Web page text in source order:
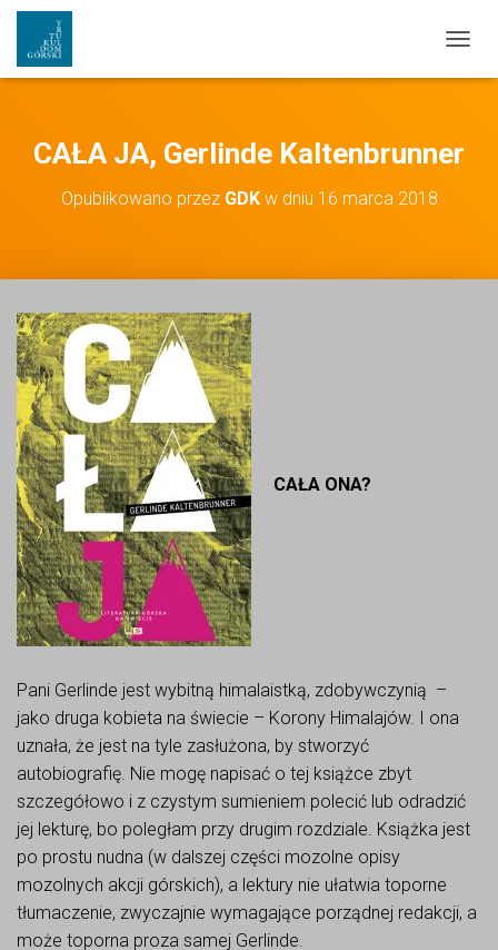
CAŁA JA, Gerlinde Kaltenbrunner
Opublikowano przez GDKw dniu 16 marca 2018
CAŁA ONA?
Pani Gerlinde jest wybitną himalaistką, zdobywczynią –
jako druga kobieta na świecie – Korony Himalajów. I ona
uznała, że jest na tyle zasłużona, by stworzyć
autobiografię. Nie mogę napisać o tej książce zbyt
szczegółowo i z czystym sumieniem polecić lub odradzić
jej lekturę, bo poległam przy drugim rozdziale. Książka jest
po prostu nudna (w dalszej części mozolne opisy
mozolnych akcji górskich), a lektury nie ułatwia toporne
tłumaczenie, zwyczajnie wymagające porządnej redakcji, a
może toporna proza samej Gerlinde.